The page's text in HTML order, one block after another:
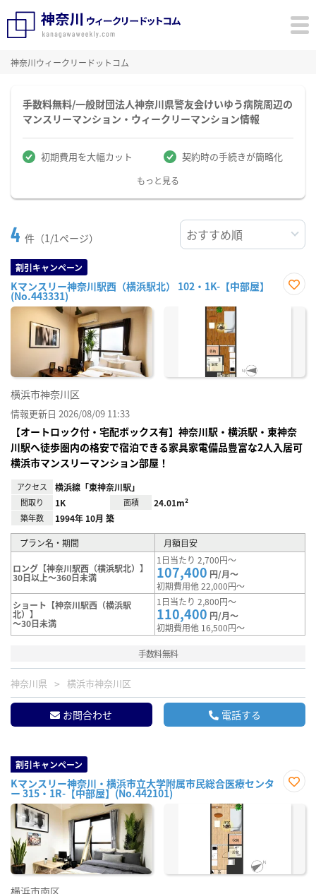
神奈川ウィークリードットコム
手数料無料/一般財団法人神奈川県警友会けいゆう病院周辺の
マンスリーマンション・ウィークリーマンション情報
初期費用を大幅カット 契約時の手続きが簡略化
もっと見る
4 件（1/1ページ）
割引キャンペーン
Kマンスリー神奈川駅西（横浜駅北） 102・1K-【中部屋】
(No.443331)
に入
横浜市神奈川区
情報更新日 2026/08/09 11:33
【オートロック付・宅配ボックス有】神奈川駅・横浜駅・東神奈
川駅へ徒歩圏内の格安で宿泊できる家具家電備品豊富な2人入居可
横浜市マンスリーマンション部屋！
アクセス 横浜線「東神奈川駅」
間取り 1K 面積 24.01m²
築年数 1994年 10月 築
プラン名・期間 月額目安
ロング【神奈川駅西（横浜駅北）】
30日以上～360日未満
1日当たり 2,700円～
107,400 円/月～
初期費用他 22,000円～
ショート【神奈川駅西（横浜駅
北）】
～30日未満
1日当たり 2,800円～
110,400 円/月～
初期費用他 16,500円～
手数料無料
神奈川県 横浜市神奈川区
お問合わせ 電話する
割引キャンペーン
Kマンスリー神奈川・横浜市立大学附属市民総合医療センタ
ー 315・1R-【中部屋】(No.442101)
に入